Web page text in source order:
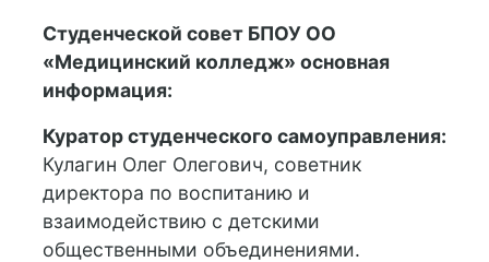
Студенческой совет БПОУ ОО
«Медицинский колледж» основная
информация:
Куратор студенческого самоуправления:
Кулагин Олег Олегович, советник
директора по воспитанию и
взаимодействию с детскими
общественными объединениями.